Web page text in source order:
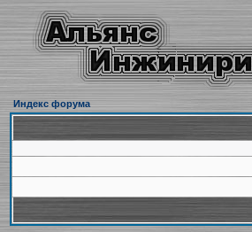
Индекс форума